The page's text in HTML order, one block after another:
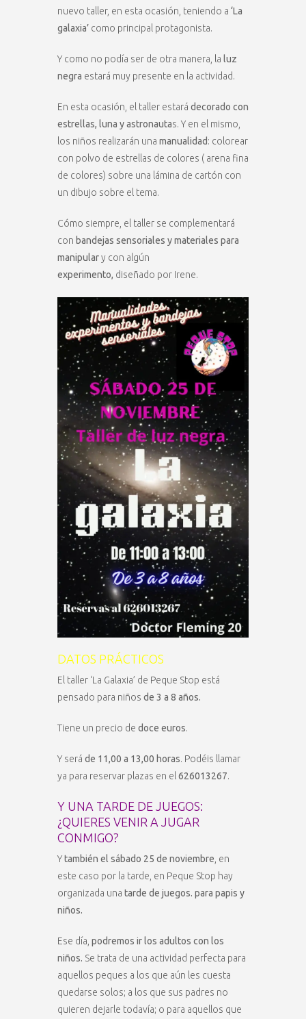
nuevo taller, en esta ocasión, teniendo a ‘La
galaxia’ como principal protagonista.
Y como no podía ser de otra manera, la luz
negra estará muy presente en la actividad.
En esta ocasión, el taller estará decorado con
estrellas, luna y astronautas. Y en el mismo,
los niños realizarán una manualidad: colorear
con polvo de estrellas de colores ( arena fina
de colores) sobre una lámina de cartón con
un dibujo sobre el tema.
Cómo siempre, el taller se complementará
con bandejas sensoriales y materiales para
manipulary con algún
experimento, diseñado por Irene.
DATOS PRÁCTICOS
El taller ‘La Galaxia’ de Peque Stop está
pensado para niños de 3 a 8 años.
Tiene un precio de doce euros.
Y será de 11,00 a 13,00 horas. Podéis llamar
ya para reservar plazas en el626013267.
Y UNA TARDE DE JUEGOS:
¿QUIERES VENIR A JUGAR
CONMIGO?
Ytambién el sábado 25 de noviembre, en
este caso por la tarde, en Peque Stop hay
organizada una tarde de juegos. para papis y
niños.
Ese día, podremos ir los adultos con los
niños. Se trata de una actividad perfecta para
aquellos peques a los que aún les cuesta
quedarse solos; a los que sus padres no
quieren dejarle todavía; o para aquellos que